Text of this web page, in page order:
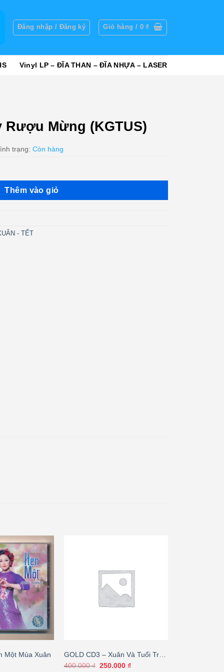
Đăng nhập / Đăng ký Giỏ hàng / 0₫
Vinyl LP – ĐĨA THAN – ĐĨA NHỰA – LASER
Rượu Mừng (KGTUS)
trạng: Còn hàng
Thêm vào giỏ
- TẾT
Một Mùa Xuân
GOLD CD3 – Xuân Và Tuổi Trẻ
(JVC) KGCV
400.000₫ Giá
250.000 ₫Giá